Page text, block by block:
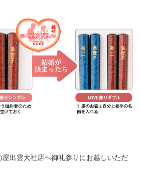
出雲大社店へ御礼参りにお越しいただ